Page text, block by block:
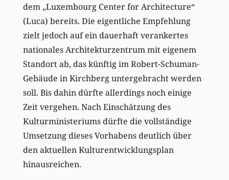
dem „Luxembourg Center for Architecture“
(Luca) bereits. Die eigentliche Empfehlung
zielt jedoch auf ein dauerhaft verankertes
nationales Architekturzentrum mit eigenem
Standort ab, das künftig im Robert-Schuman-
Gebäude in Kirchberg untergebracht werden
soll. Bis dahin dürfte allerdings noch einige
Zeit vergehen. Nach Einschätzung des
Kulturministeriums dürfte die vollständige
Umsetzung dieses Vorhabens deutlich über
den aktuellen Kulturentwicklungsplan
hinausreichen.